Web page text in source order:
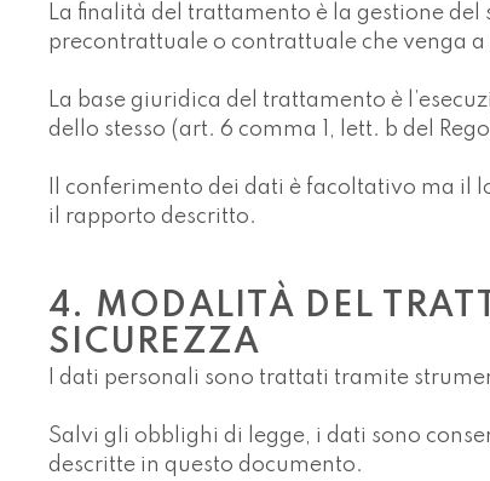
La finalità del trattamento è la gestione
precontrattuale o contrattuale che venga a
La base giuridica del trattamento è
dello stesso (art. 6 comma 1, lett. b del
Il conferimento dei dati è facoltativo ma il
il rapporto descritto.
4. MODALITÀ DEL
SICUREZZA
I dati personali sono trattati tramite
Salvi gli obblighi di legge, i dati sono
descritte in questo documento.